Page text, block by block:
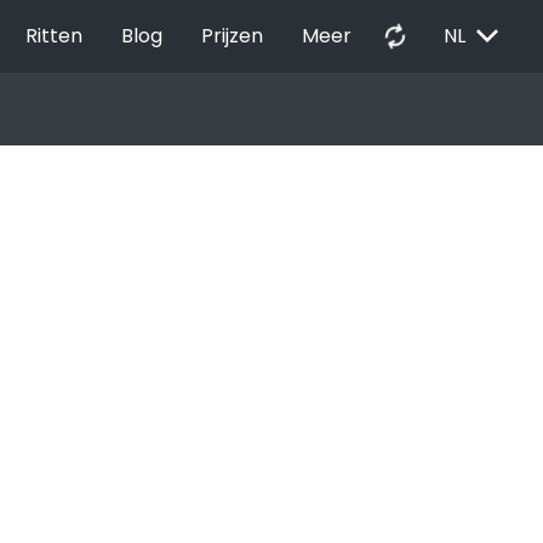
Ritten Blog Prijzen Meer autorenew NL EXPAND_MORE